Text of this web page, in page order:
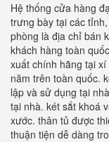
Hệ thống cửa hàng
trưng bày tại các
phòng là địa chỉ bán
khách hàng toàn
xuất chính hãng tại
năm trên toàn quốc.
lập và sử dụng tại
tại nhà. két sắt khoá
xước. thân tủ được
thuận tiện dễ dàng